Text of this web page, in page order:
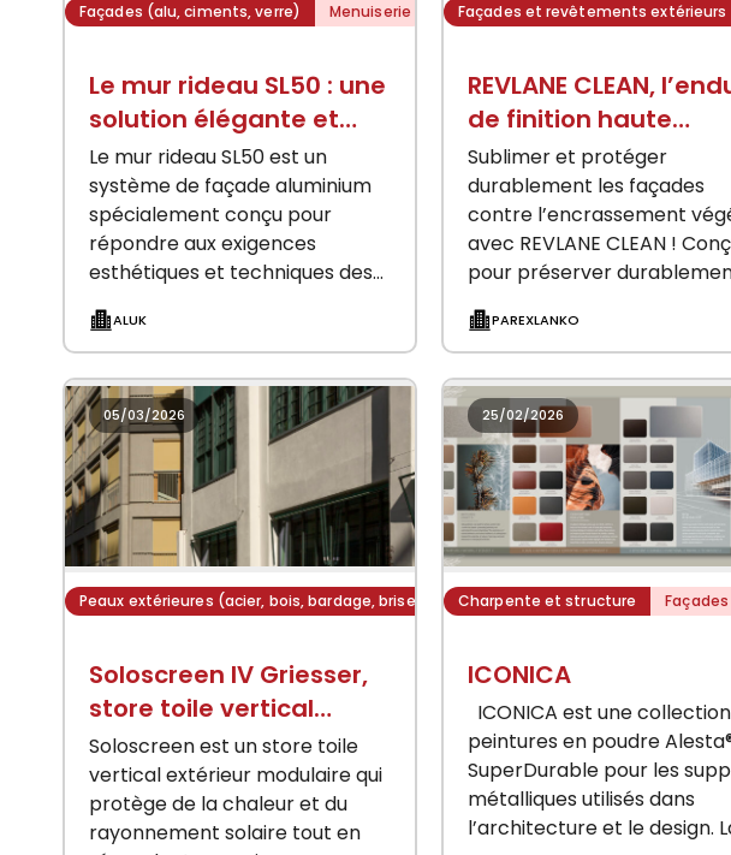
Façades (alu, ciments, verre) Menuiserie
Le mur rideau SL50 : une
solution élégante et
performante pour les
façades conte
Le mur rideau SL50 est un
système de façade aluminium
spécialement conçu pour
répondre aux exigences
esthétiques et techniques des
contemporains. Avec une
largeur vue de seulement 50
mm, il offre une finesse…
ALUK
Façades et revêtements extérieurs
REVLANE CLEAN,
de finition haute
performance pour ITE
Sublimer et protéger
durablement les façades
contre l’encrassement
avec REVLANE CLEAN !
pour préserver
façades ITE face aux effets
temps, REVLANE CLEAN est
nouvelle finition organique
haute…
PAREXLANKO
05/03/2026
Peaux extérieures (acier, bois, bardage, brise soleil)
Soloscreen IV Griesser,
store toile vertical
modulaire
Soloscreen est un store toile
vertical extérieur modulaire qui
protège de la chaleur et du
rayonnement solaire tout en
25/02/2026
Charpente et structure
ICONICA
ICONICA est une
peintures en poudre
SuperDurable pour les
métalliques utilisés dans
l’architecture et le design.